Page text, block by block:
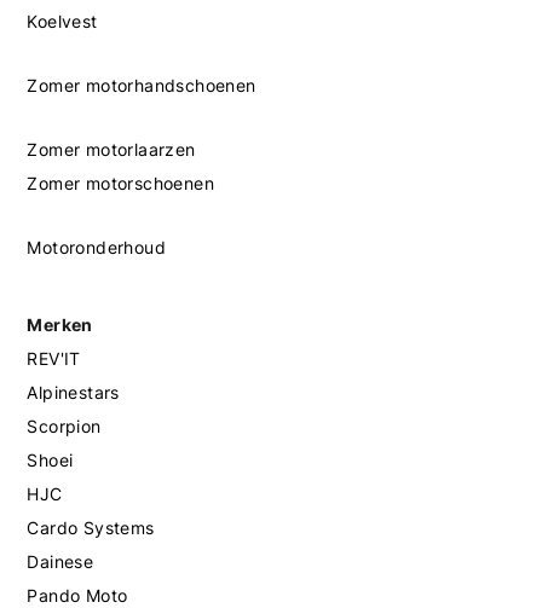
Koelvest
Zomer motorhandschoenen
Zomer motorlaarzen
Zomer motorschoenen
Motoronderhoud
Merken
REV'IT
Alpinestars
Scorpion
Shoei
HJC
Cardo Systems
Dainese
Pando Moto